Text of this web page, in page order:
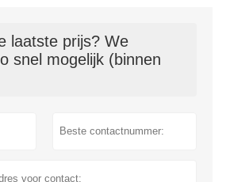
laatste prijs? We
snel mogelijk (binnen